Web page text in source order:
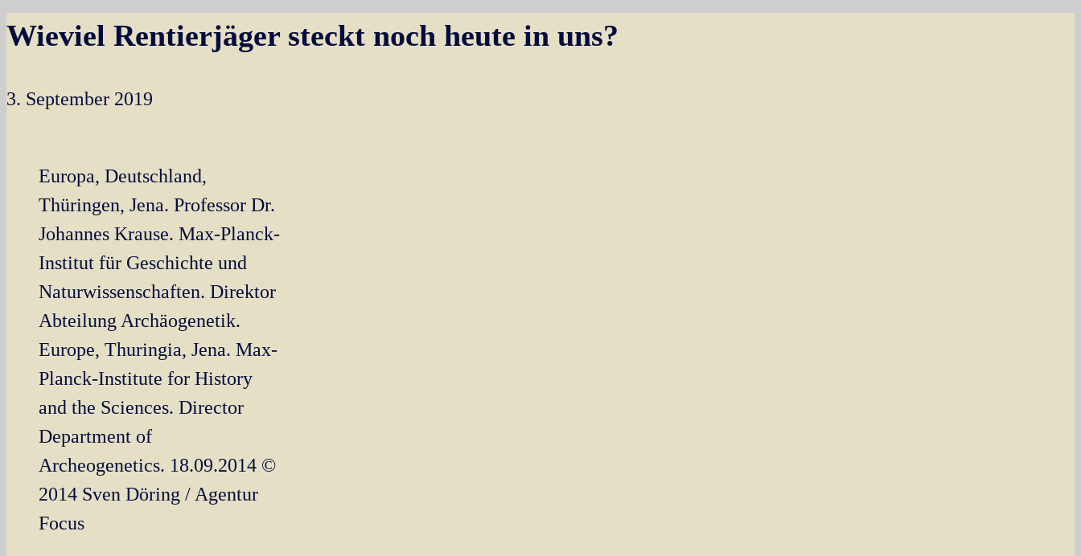
Wieviel Rentierjäger steckt noch heute in uns?
3. September 2019
Europa, Deutschland,
Thüringen, Jena. Professor Dr.
Johannes Krause. Max-Planck-
Institut für Geschichte und
Naturwissenschaften. Direktor
Abteilung Archäogenetik.
Europe, Thuringia, Jena. Max-
Planck-Institute for History
and the Sciences. Director
Department of
Archeogenetics. 18.09.2014 ©
2014 Sven Döring / Agentur
Focus